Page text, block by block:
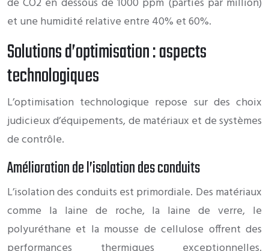
et une humidité relative entre 40% et 60%.
Solutions d’optimisation : aspects
technologiques
L’optimisation technologique repose sur des choix
judicieux d’équipements, de matériaux et de systèmes
de contrôle.
Amélioration de l’isolation des conduits
L’isolation des conduits est primordiale. Des matériaux
comme la laine de roche, la laine de verre, le
polyuréthane et la mousse de cellulose offrent des